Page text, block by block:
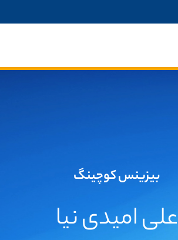
بیزینس کوچینگ
علی امیدی نیا